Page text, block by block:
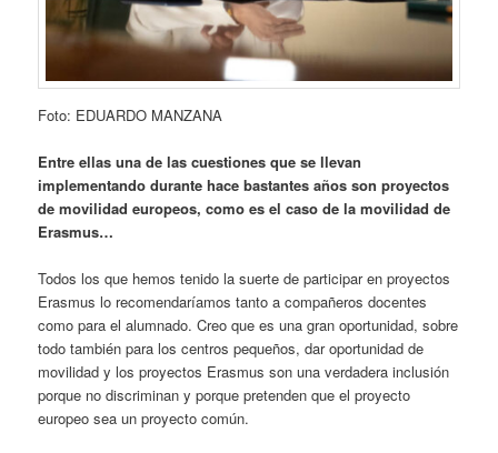
Foto: EDUARDO MANZANA
Entre ellas una de las cuestiones que se llevan
implementando durante hace bastantes años son proyectos
de movilidad europeos, como es el caso de la movilidad de
Erasmus…
Todos los que hemos tenido la suerte de participar en proyectos
Erasmus lo recomendaríamos tanto a compañeros docentes
como para el alumnado. Creo que es una gran oportunidad, sobre
todo también para los centros pequeños, dar oportunidad de
movilidad y los proyectos Erasmus son una verdadera inclusión
porque no discriminan y porque pretenden que el proyecto
europeo sea un proyecto común.